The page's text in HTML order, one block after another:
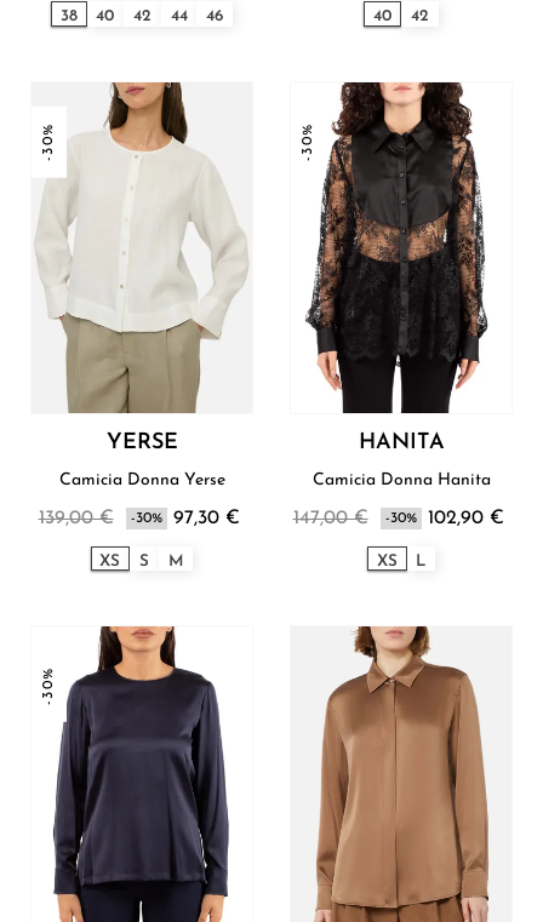
38 40 42 44 46 40 42
-30%
YERSE
Camicia Donna Yerse
139,00 € -30% 97,30 €
XS S M
-30%
HANITA
Camicia Donna Hanita
147,00 € -30% 102,90 €
XS L
-30%